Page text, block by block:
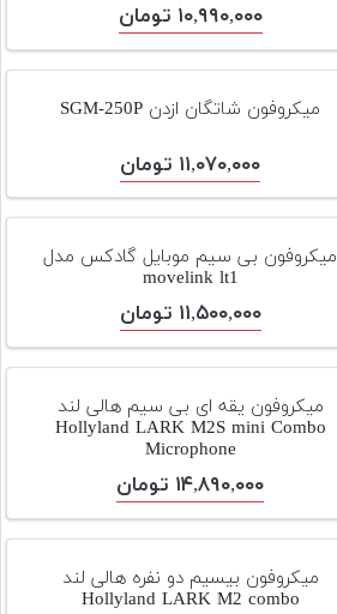
۱۰,۹۹۰,۰۰۰ تومان
میکروفون شاتگان ازدن SGM-250P
۱۱,۰۷۰,۰۰۰ تومان
میکروفون بی سیم موبایل گادکس مدل
movelink lt1
۱۱,۵۰۰,۰۰۰ تومان
میکروفون یقه ای بی سیم هالی لند
Hollyland LARK M2S mini Combo
Microphone
۱۴,۸۹۰,۰۰۰ تومان
میکروفون بیسیم دو نفره هالی لند
Hollyland LARK M2 combo